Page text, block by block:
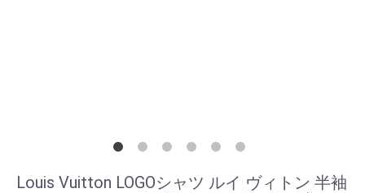
Louis Vuitton LOGOシャツ ルイ ヴィトン 半袖